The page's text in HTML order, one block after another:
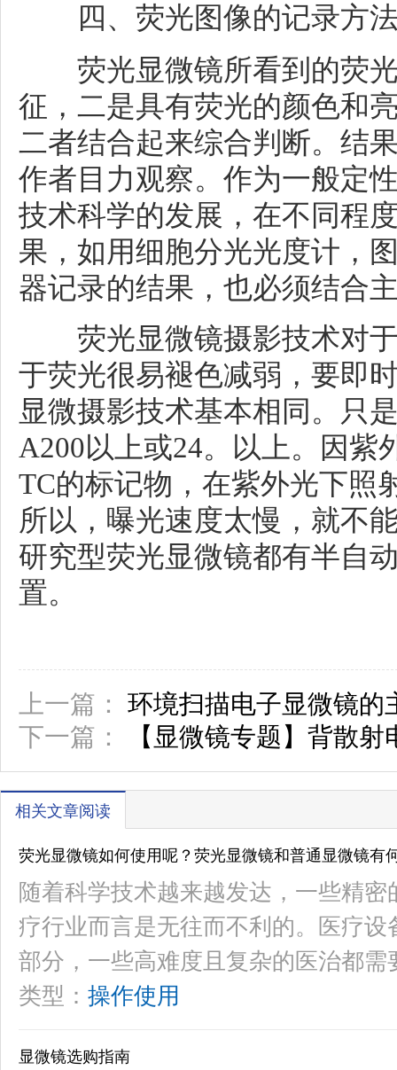
四、荧光图像的记录方
荧光显微镜所看到的荧光
征，二是具有荧光的颜色和
二者结合起来综合判断。结
作者目力观察。作为一般定
技术科学的发展，在不同程
果，如用细胞分光光度计，
器记录的结果，也必须结合
荧光显微镜摄影技术对于
于荧光很易褪色减弱，要即
显微摄影技术基本相同。只
A200以上或24。以上。因紫
TC的标记物，在紫外光下照
所以，曝光速度太慢，就不
研究型荧光显微镜都有半自
置。
上一篇： 环境扫描电子显微镜的
下一篇：
【显微镜专题】背散
相关文章阅读
荧光显微镜如何使用呢？荧光显微镜和普通显微镜有
随着科学技术越来越发达，一些精
疗行业而言是无往而不利的。医疗
部分，一些高难度且复杂的医治都
类型： 操作使用
显微镜选购指南